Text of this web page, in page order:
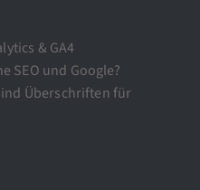
& GA4
SEO und Google?
Überschriften für